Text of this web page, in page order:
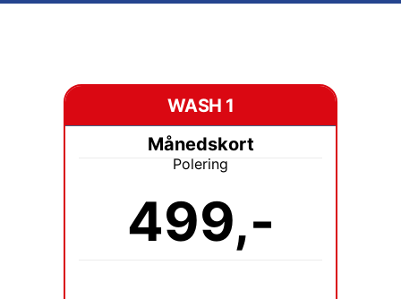
WASH 1
Månedskort
Polering
499,-